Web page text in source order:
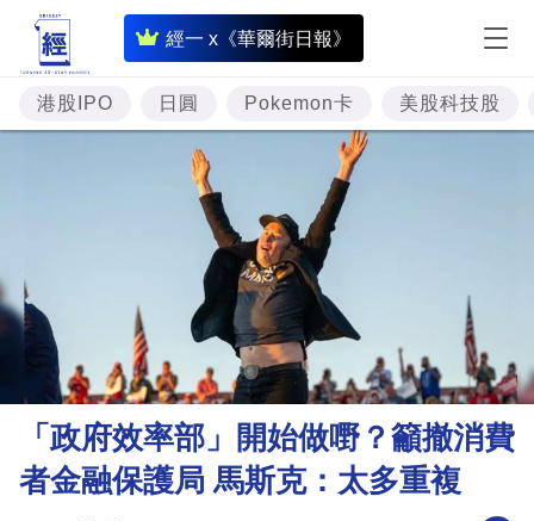
經一 x《華爾街日報》
即
時
財
經
市
理
財
商
港股IPO 日圓 Pokemon卡 美股科技股
「政府效率部」開始做嘢？籲撤消費
者金融保護局 馬斯克：太多重複